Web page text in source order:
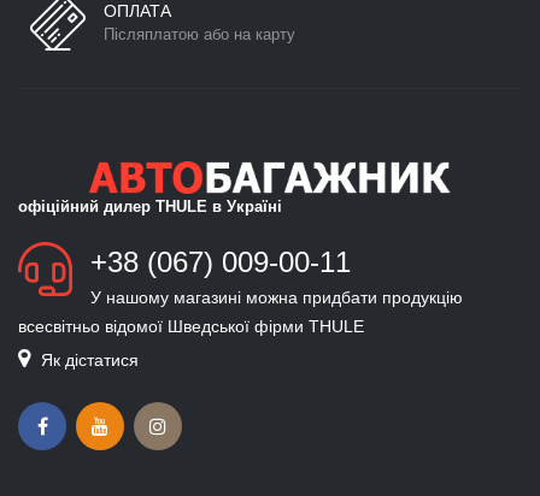
ОПЛАТА
Післяплатою або на карту
офіційний дилер THULE в Україні
+38 (067) 009-00-11
У нашому магазині можна придбати продукцію
всесвітньо відомої Шведської фірми THULE
Як дістатися